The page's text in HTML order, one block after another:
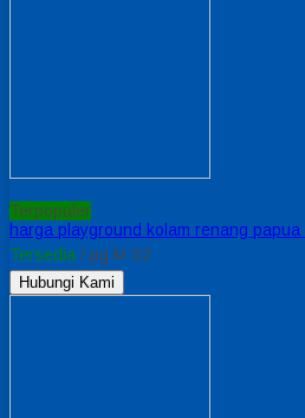
Terpopuler
harga playground kolam renang papua
Tersedia / pg kr 02
Hubungi Kami